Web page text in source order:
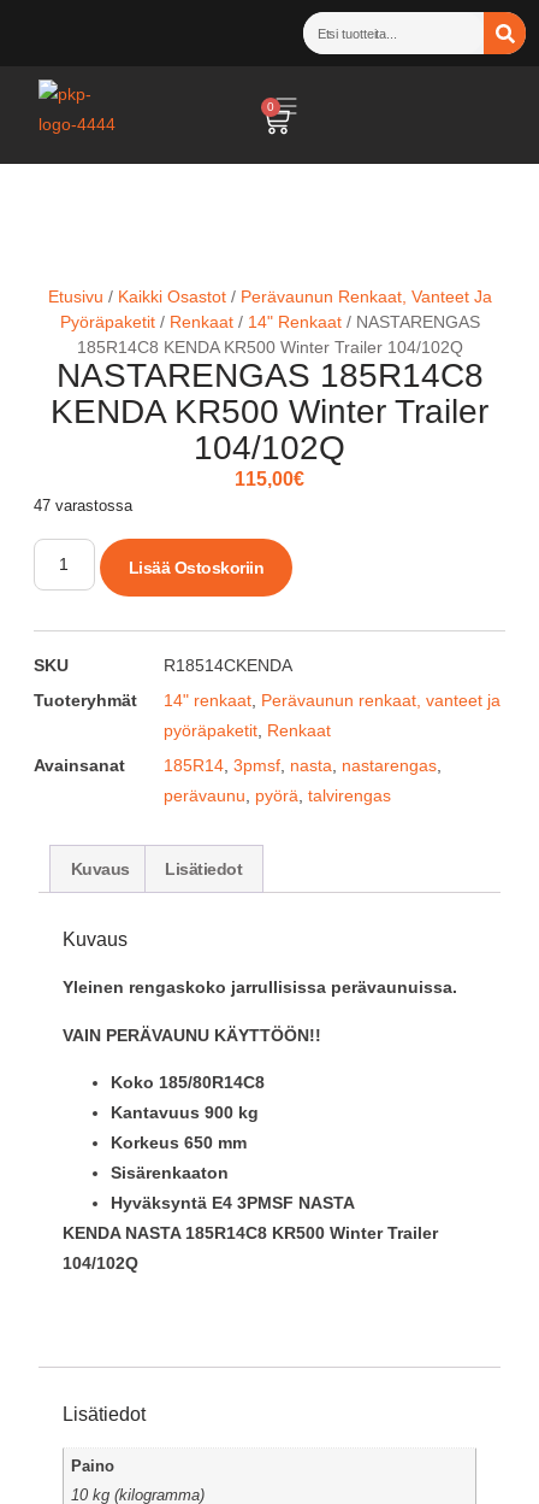
0
Etusivu / Kaikki Osastot/ Perävaunun Renkaat, Vanteet Ja
Pyöräpaketit/ Renkaat/ 14" Renkaat/ NASTARENGAS
185R14C8 KENDA KR500 Winter Trailer 104/102Q
NASTARENGAS 185R14C8
KENDA KR500 Winter Trailer
104/102Q
115,00€
47 varastossa
Lisää Ostoskoriin
SKU
R18514CKENDA
Tuoteryhmät
14" renkaat Perävaunun renkaat, vanteet ja
pyöräpaketit Renkaat
Avainsanat
185R14 3pmsf nasta nastarengas
perävaunu
pyörä talvirengas
Kuvaus Lisätiedot
Kuvaus
Yleinen rengaskoko jarrullisissa perävaunuissa.
VAIN PERÄVAUNU KÄYTTÖÖN!!
Koko 185/80R14C8
Kantavuus 900 kg
Korkeus 650 mm
Sisärenkaaton
Hyväksyntä E4 3PMSF NASTA
KENDA NASTA 185R14C8 KR500 Winter Trailer
104/102Q
Lisätiedot
Paino
10 kg (kilogramma)